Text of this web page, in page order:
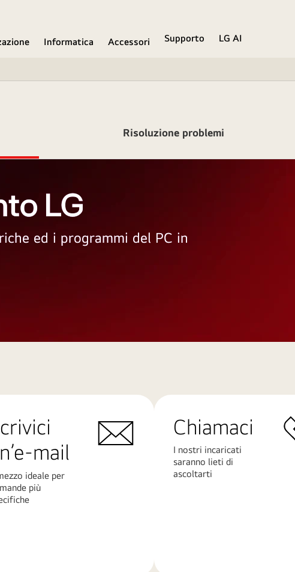
Informatica Accessori Supporto
LG AI
Risoluzione problemi
LG
ed i programmi del PC in
mail
ideale per
più
Chiamaci
I nostri incaricati
saranno lieti di
ascoltarti